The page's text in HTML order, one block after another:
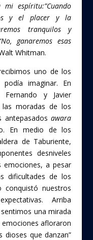
espíritu:”Cuando
y el placer y la
tranquilos y
ganaremos esas
Whitman.
uno de los
imaginar. En
Fernando y Javier
moradas de los
antepasadosawara
En medio de los
de Taburiente,
desniveles
emociones, a pesar
dificultades de los
conquistó nuestros
Arriba
una mirada
afloraron
dioses que danzan”